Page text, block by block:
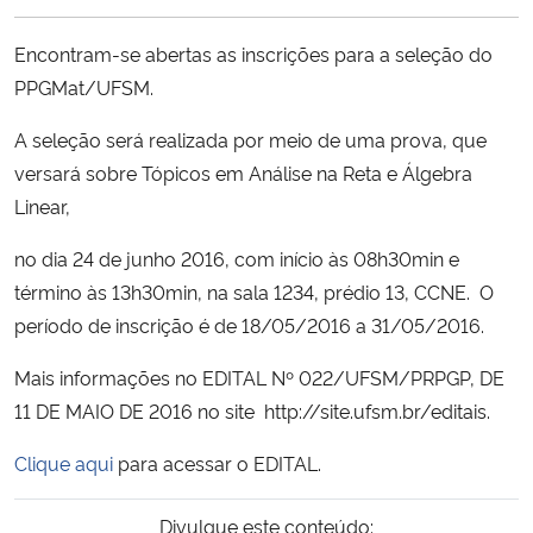
Ministério da Cidadania
Ministério da Saúde
Ministério de Minas e Energia
Ministério da Ciência, Tecnologia, Inovações e Comunicações
Ministério do Meio Ambiente
Ministério do Turismo
Controladoria-Geral da União
Ministério da Mulher, da Família e dos Direitos Humanos
Encontram-se abertas as inscrições para a seleção do
PPGMat/UFSM.
A seleção será realizada por meio de uma prova, que
versará sobre Tópicos em Análise na Reta e Álgebra
Linear,
no dia 24 de junho 2016, com início às 08h30min e
término às 13h30min, na sala 1234, prédio 13, CCNE. O
período de inscrição é de 18/05/2016 a 31/05/2016.
Mais informações no EDITAL Nº 022/UFSM/PRPGP, DE
11 DE MAIO DE 2016 no site http://site.ufsm.br/editais.
Clique aqui para acessar o EDITAL.
Divulgue este conteúdo: